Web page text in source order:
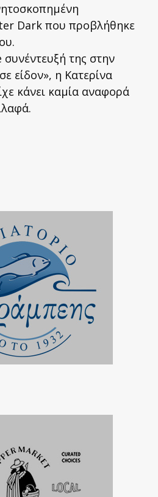
Dark που προβλήθηκε
συνέντευξή της στην
είδον», η Κατερίνα
κάνει καμία αναφορά